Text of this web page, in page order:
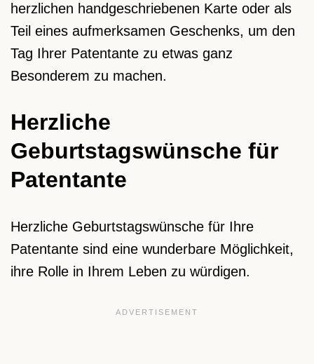
herzlichen handgeschriebenen Karte oder als
Teil eines aufmerksamen Geschenks, um den
Tag Ihrer Patentante zu etwas ganz
Besonderem zu machen.
Herzliche
Geburtstagswünsche für
Patentante
Herzliche Geburtstagswünsche für Ihre
Patentante sind eine wunderbare Möglichkeit,
ihre Rolle in Ihrem Leben zu würdigen.